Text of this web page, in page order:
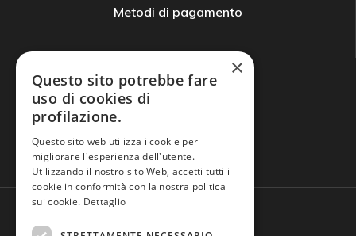
Metodi di pagamento
Domande frequenti
×
Questo sito potrebbe fare
uso di cookies di
profilazione.
Questo sito web utilizza i cookie per
migliorare l'esperienza dell'utente.
Utilizzando il nostro sito Web, accetti tutti i
cookie in conformità con la nostra politica
sui cookie. Dettaglio